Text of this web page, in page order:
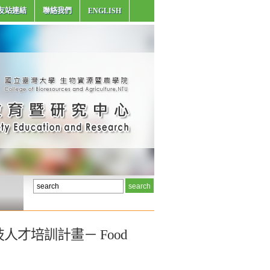
站連結 聯絡我們 ENGLISH
人才培訓計畫－ Food